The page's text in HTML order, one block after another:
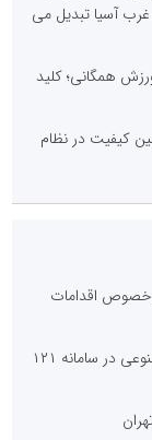
غرب آسیا تبدیل می
همگانی؛ کلید
کیفیت در نظام
خصوص اقدامات
رونمایی از پاسخگویی هوشمند مبتنی بر هوش مصنوعی در سامانه ۱۲۱